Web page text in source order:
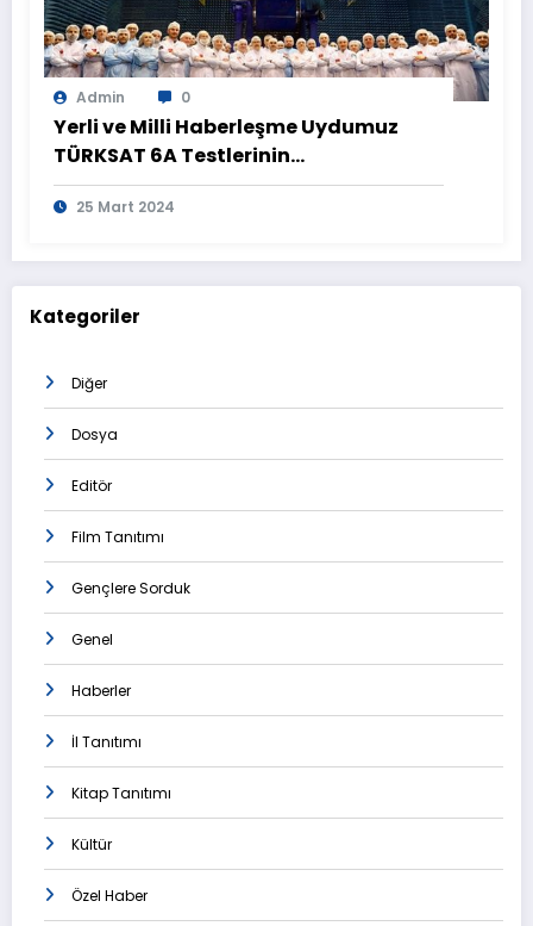
Admin 0
Yerli ve Milli Haberleşme Uydumuz
TÜRKSAT 6A Testlerinin
Tamamlanmasının Ardından
Görüntülendi
25 Mart 2024
Kategoriler
Diğer
Dosya
Editör
Film Tanıtımı
Gençlere Sorduk
Genel
Haberler
İl Tanıtımı
Kitap Tanıtımı
Kültür
Özel Haber